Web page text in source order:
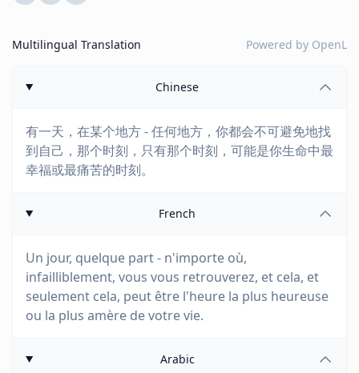
Multilingual Translation Powered by OpenL
Chinese
有一天，在某个地方 - 任何地方，你都会不可避免地找
到自己，那个时刻，只有那个时刻，可能是你生命中最
幸福或最痛苦的时刻。
French
Un jour, quelque part - n'importe où,
infailliblement, vous vous retrouverez, et cela, et
seulement cela, peut être l'heure la plus heureuse
ou la plus amère de votre vie.
Arabic